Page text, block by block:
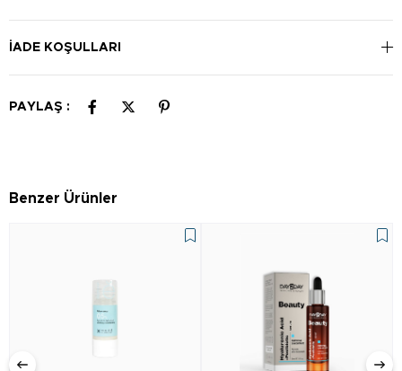
İADE KOŞULLARI
PAYLAŞ :
Benzer Ürünler